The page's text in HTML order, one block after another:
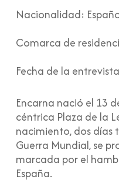
Nacionalidad:
Comarca de
Fecha de la
Encarna nació el 13
céntrica Plaza de la
nacimiento, dos días
Guerra Mundial, se
marcada por el
España.